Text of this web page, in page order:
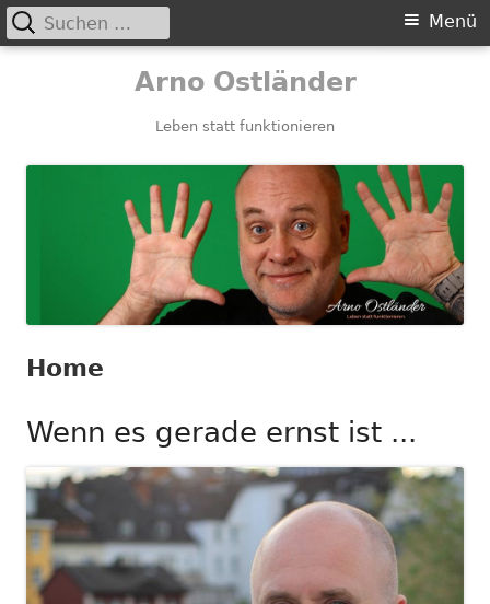
Arno Ostländer
Leben statt funktionieren
Primäres
Menü
Suchen
nach:
Home
Wenn es gerade ernst ist ...